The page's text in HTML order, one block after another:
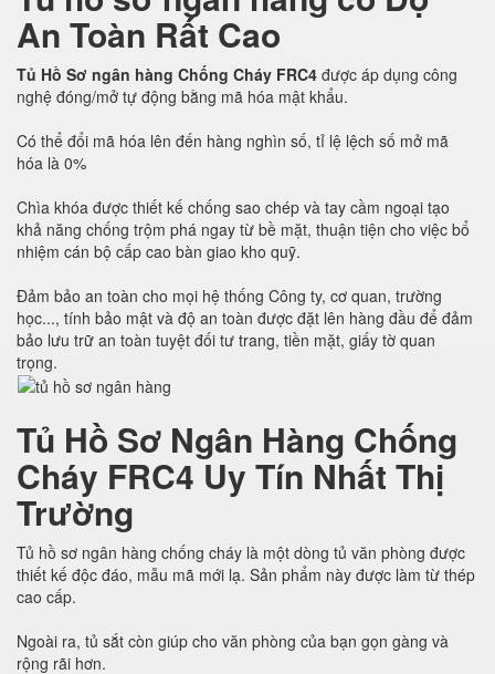
An Toàn Rất Cao
Tủ Hồ Sơ ngân hàng Chống Cháy FRC4 được áp dụng công
nghệ đóng/mở tự động bằng mã hóa mật khẩu.
Có thể đổi mã hóa lên đến hàng nghìn số, tỉ lệ lệch số mở mã
hóa là 0%
Chìa khóa được thiết kế chống sao chép và tay cầm ngoại tạo
khả năng chống trộm phá ngay từ bề mặt, thuận tiện cho việc bổ
nhiệm cán bộ cấp cao bàn giao kho quỹ.
Đảm bảo an toàn cho mọi hệ thống Công ty, cơ quan, trường
học..., tính bảo mật và độ an toàn được đặt lên hàng đầu để đảm
bảo lưu trữ an toàn tuyệt đối tư trang, tiền mặt, giấy tờ quan
trọng.
Tủ Hồ Sơ Ngân Hàng Chống
Cháy FRC4 Uy Tín Nhất Thị
Trường
Tủ hồ sơ ngân hàng chống cháy là một dòng tủ văn phòng được
thiết kế độc đáo, mẫu mã mới lạ. Sản phẩm này được làm từ thép
cao cấp.
Ngoài ra, tủ sắt còn giúp cho văn phòng của bạn gọn gàng và
rộng rãi hơn.